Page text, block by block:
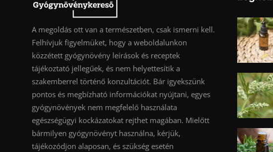
A megoldás ott van a természetben, csak ismerni kell.
Felhívjuk figyelmüket, hogy a weboldalunkon
közzétett gyógynövény leírások és receptek
tájékoztató jellegűek, és nem helyettesítik a
szakemberrel történő konzultációt. Bár igyekszünk
pontos és megbízható információkat nyújtani, egyes
gyógynövények nem megfelelő használata
egészségügyi kockázatokat rejthet magában. Mielőtt
bármilyen gyógynövényt használna, kérjük,
tájékozódjon alaposan, és szükség esetén